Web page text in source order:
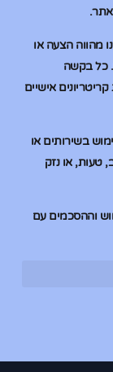
מהווה הצעה או
כל בקשה
אישיים
בשירותים או
טעות, או נזק
וההסכמים עם